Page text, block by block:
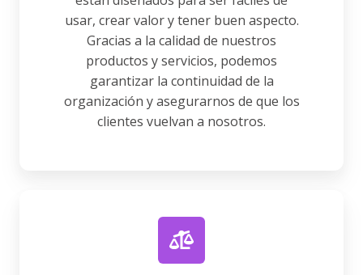
usar, crear valor y tener buen aspecto.
Gracias a la calidad de nuestros
productos y servicios, podemos
garantizar la continuidad de la
organización y asegurarnos de que los
clientes vuelvan a nosotros.